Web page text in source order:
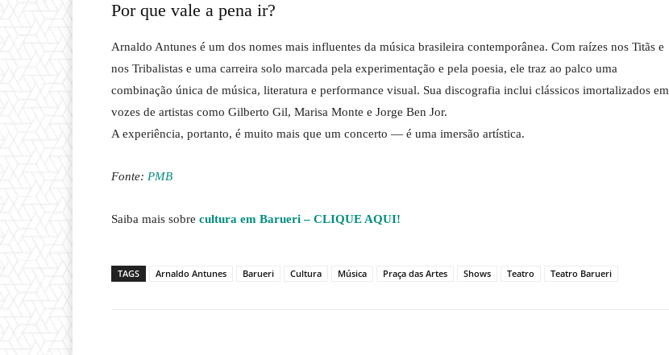
Por que vale a pena ir?
Arnaldo Antunes é um dos nomes mais influentes da música brasileira contemporânea. Com raízes nos Titãs e
nos Tribalistas e uma carreira solo marcada pela experimentação e pela poesia, ele traz ao palco uma
combinação única de música, literatura e performance visual. Sua discografia inclui clássicos imortalizados em
vozes de artistas como Gilberto Gil, Marisa Monte e Jorge Ben Jor.
A experiência, portanto, é muito mais que um concerto — é uma imersão artística.
Fonte: PMB
Saiba mais sobre cultura em Barueri – CLIQUE AQUI!
TAGS Arnaldo Antunes Barueri Cultura Música Praça das Artes Shows Teatro Teatro Barueri